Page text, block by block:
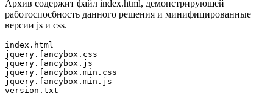
Архив содержит файл index.html, демонстрирующей
работоспосбность данного решения и минифицированные
версии js и css.
index.html
jquery.fancybox.css
jquery.fancybox.js
jquery.fancybox.min.css
jquery.fancybox.min.js
version.txt